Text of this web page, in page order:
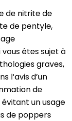
de nitrite de
de pentyle,
êtes sujet à
graves,
l’avis d’un
de
un usage
de poppers